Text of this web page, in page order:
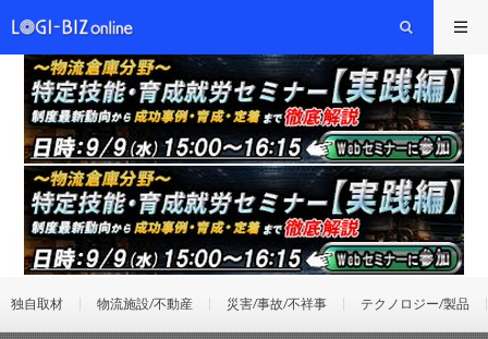
独自取材 物流施設/不動産 災害/事故/不祥事 テクノロジー/製品